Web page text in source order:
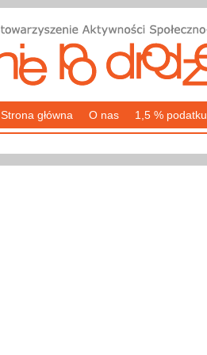
Strona główna O nas 1,5 % podatku